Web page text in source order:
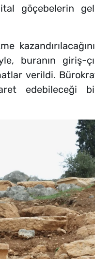
göçebelerin
buranın giriş-
verildi.
edebileceği